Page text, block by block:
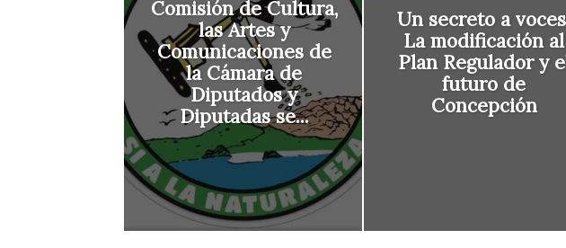
Comisión de Cultura,
las Artes y
Comunicaciones de
la Cámara de
Diputados y
Diputadas se...
Un secreto a
La modificación al
Plan Regulador y
futuro de
Concepción